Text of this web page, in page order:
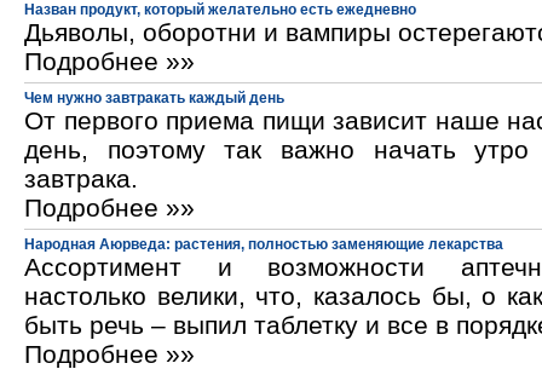
Назван продукт, который желательно есть ежедневно
Дьяволы, оборотни и вампиры
Подробнее »»
Чем нужно завтракать каждый день
От первого приема пищи зависит наше
день, поэтому так важно начать утро
завтрака.
Подробнее »»
Народная Аюрведа: растения, полностью заменяющие лекарства
Ассортимент и возможности
настолько велики, что, казалось бы, о
быть речь – выпил таблетку и все в
Подробнее »»